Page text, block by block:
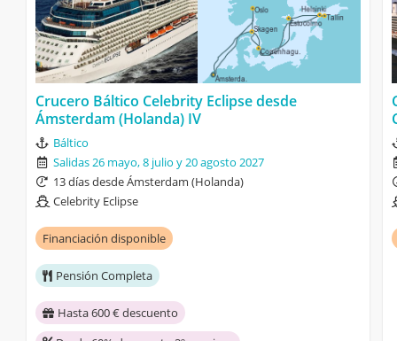
Crucero Báltico Celebrity Eclipse desde
Ámsterdam (Holanda) IV
Báltico
Salidas 26 mayo, 8 julio y 20 agosto 2027
13 días desde Ámsterdam (Holanda)
Celebrity Eclipse
Financiación disponible
Pensión Completa
Hasta 600 € descuento